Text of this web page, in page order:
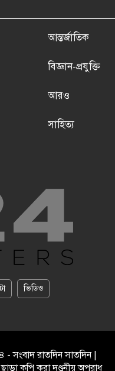
আন্তর্জাতিক
বিজ্ঞান-প্রযুক্তি
আরও
সাহিত্য
ভিডিও
- সংবাদ রাতদিন সাতদিন |
কপি করা দণ্ডনীয় অপরাধ